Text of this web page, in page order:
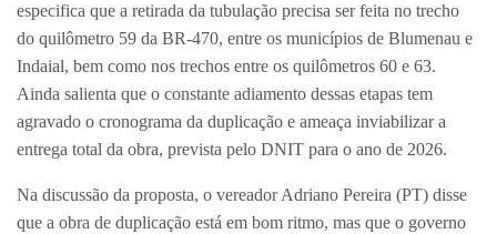
especifica que a retirada da tubulação precisa ser feita no trecho
do quilômetro 59 da BR-470, entre os municípios de Blumenau e
Indaial, bem como nos trechos entre os quilômetros 60 e 63.
Ainda salienta que o constante adiamento dessas etapas tem
agravado o cronograma da duplicação e ameaça inviabilizar a
entrega total da obra, prevista pelo DNIT para o ano de 2026.
Na discussão da proposta, o vereador Adriano Pereira (PT) disse
que a obra de duplicação está em bom ritmo, mas que o governo